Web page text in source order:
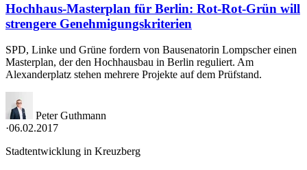
Hochhaus-Masterplan für Berlin: Rot-Rot-Grün will
strengere Genehmigungskriterien
SPD, Linke und Grüne fordern von Bausenatorin Lompscher einen
Masterplan, der den Hochhausbau in Berlin reguliert. Am
Alexanderplatz stehen mehrere Projekte auf dem Prüfstand.
Peter Guthmann
·06.02.2017
Stadtentwicklung in Kreuzberg